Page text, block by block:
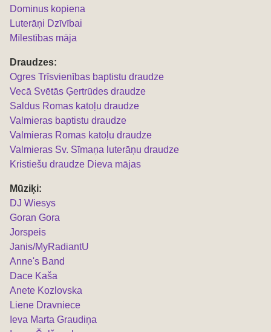
Dominus kopiena
Luterāņi Dzīvībai
Mīlestības māja
Draudzes:
Ogres Trīsvienības baptistu draudze
Vecā Svētās Ģertrūdes draudze
Saldus Romas katoļu draudze
Valmieras baptistu draudze
Valmieras Romas katoļu draudze
Valmieras Sv. Sīmaņa luterāņu draudze
Kristiešu draudze Dieva mājas
Mūziķi:
DJ Wiesys
Goran Gora
Jorspeis
Janis/MyRadiantU
Anne's Band
Dace Kaša
Anete Kozlovska
Liene Dravniece
Ieva Marta Graudiņa